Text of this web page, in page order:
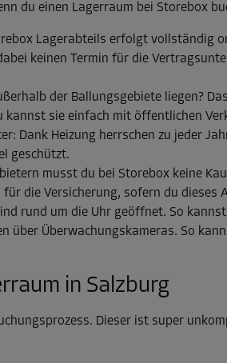
du einen Lagerraum bei Storebox
Lagerabteils erfolgt vollständig
keinen Termin für die
der Ballungsgebiete liegen?
sie einfach mit öffentlichen
Dank Heizung herrschen zu jeder
geschützt.
musst du bei Storebox keine
die Versicherung, sofern du dieses
rund um die Uhr geöffnet. So
über Überwachungskameras. So
in Salzburg
Dieser ist super